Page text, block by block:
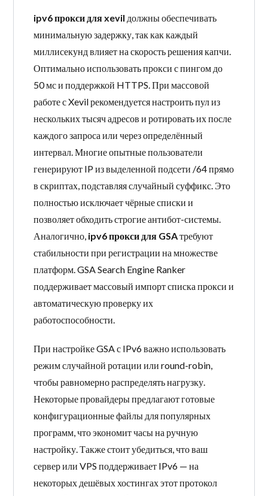
ipv6 прокси для xevil должны обеспечивать
минимальную задержку, так как каждый
миллисекунд влияет на скорость решения капчи.
Оптимально использовать прокси с пингом до
50 мс и поддержкой HTTPS. При массовой
работе с Xevil рекомендуется настроить пул из
нескольких тысяч адресов и ротировать их после
каждого запроса или через определённый
интервал. Многие опытные пользователи
генерируют IP из выделенной подсети /64 прямо
в скриптах, подставляя случайный суффикс. Это
полностью исключает чёрные списки и
позволяет обходить строгие антибот-системы.
Аналогично, ipv6 прокси для GSAтребуют
стабильности при регистрации на множестве
платформ. GSA Search Engine Ranker
поддерживает массовый импорт списка прокси и
автоматическую проверку их
работоспособности.
При настройке GSA с IPv6 важно использовать
режим случайной ротации или round-robin,
чтобы равномерно распределять нагрузку.
Некоторые провайдеры предлагают готовые
конфигурационные файлы для популярных
программ, что экономит часы на ручную
настройку. Также стоит убедиться, что ваш
сервер или VPS поддерживает IPv6 — на
некоторых дешёвых хостингах этот протокол